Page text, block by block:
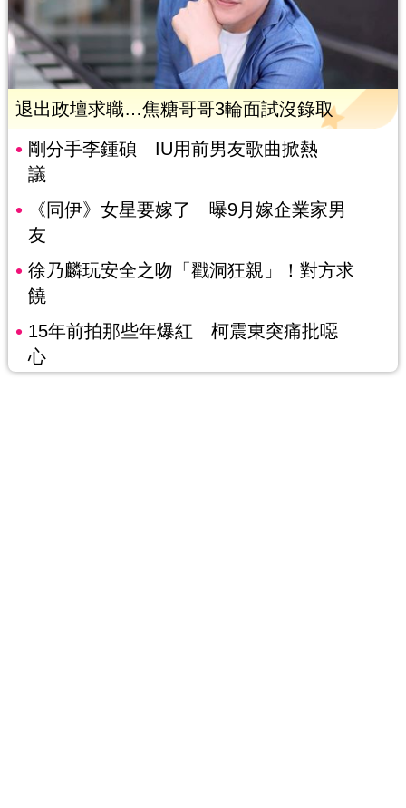
退出政壇求職…焦糖哥哥3輪面試沒錄取
剛分手李鍾碩 IU用前男友歌曲掀熱
議
《同伊》女星要嫁了 曝9月嫁企業家男
友
徐乃麟玩安全之吻「戳洞狂親」！對方求
饒
15年前拍那些年爆紅 柯震東突痛批噁
心